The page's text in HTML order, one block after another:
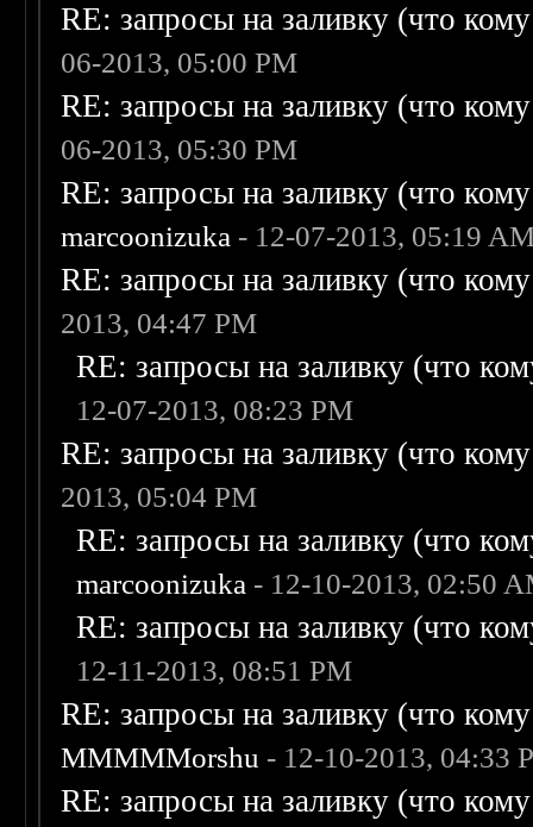
RE: запросы на заливку (что
06-2013, 05:00 PM
RE: запросы на заливку (что
06-2013, 05:30 PM
RE: запросы на заливку (что
marcoonizuka - 12-07-2013, 05:19
RE: запросы на заливку (что
2013, 04:47 PM
RE: запросы на заливку (что
12-07-2013, 08:23 PM
RE: запросы на заливку (что
2013, 05:04 PM
RE: запросы на заливку (что
marcoonizuka - 12-10-2013, 02:50
RE: запросы на заливку (что
12-11-2013, 08:51 PM
RE: запросы на заливку (что
MMMMMorshu - 12-10-2013, 04:33
RE: запросы на заливку (что